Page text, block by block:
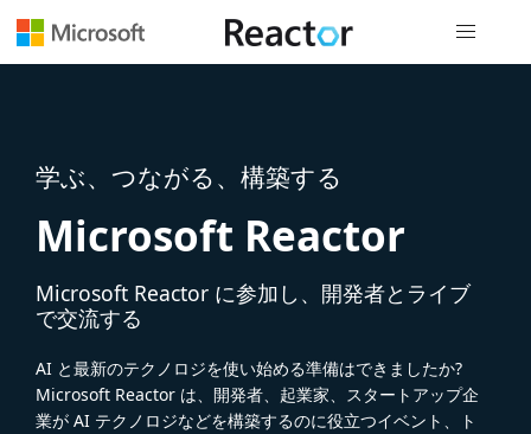
学ぶ、つながる、構築する
Microsoft Reactor
Microsoft Reactor に参加し、開発者とライブ
で交流する
AI と最新のテクノロジを使い始める準備はできましたか?
Microsoft Reactor は、開発者、起業家、スタートアップ企
業が AI テクノロジなどを構築するのに役立つイベント、ト